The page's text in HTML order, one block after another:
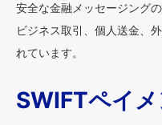
安全な金融メッセージング
ビジネス取引、個人送金、
れています。
SWIFTペイ